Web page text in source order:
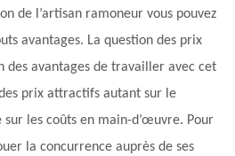
de l’artisan ramoneur vous pouvez
avantages. La question des prix
des avantages de travailler avec cet
prix attractifs autant sur le
les coûts en main-d’œuvre. Pour
la concurrence auprès de ses